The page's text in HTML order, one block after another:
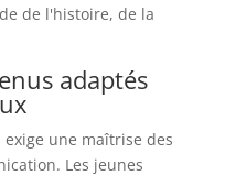
de l'histoire, de la
adaptés
une maîtrise des
Les jeunes